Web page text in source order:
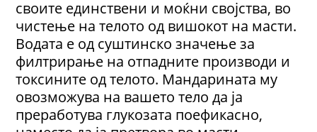
своите единствени и моќни својства, во
чистење на телото од вишокот на масти.
Водата е од суштинско значење за
филтрирање на отпадните производи и
токсините од телото. Мандарината му
овозможува на вашето тело да ја
преработува глукозата поефикасно,